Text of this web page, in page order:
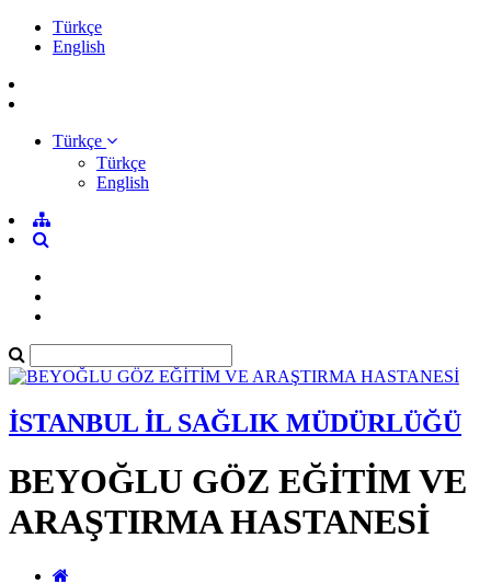
Türkçe
English
Türkçe
Türkçe
English
İSTANBUL İL SAĞLIK MÜDÜRLÜĞÜ
BEYOĞLU GÖZ EĞİTİM VE
ARAŞTIRMA HASTANESİ